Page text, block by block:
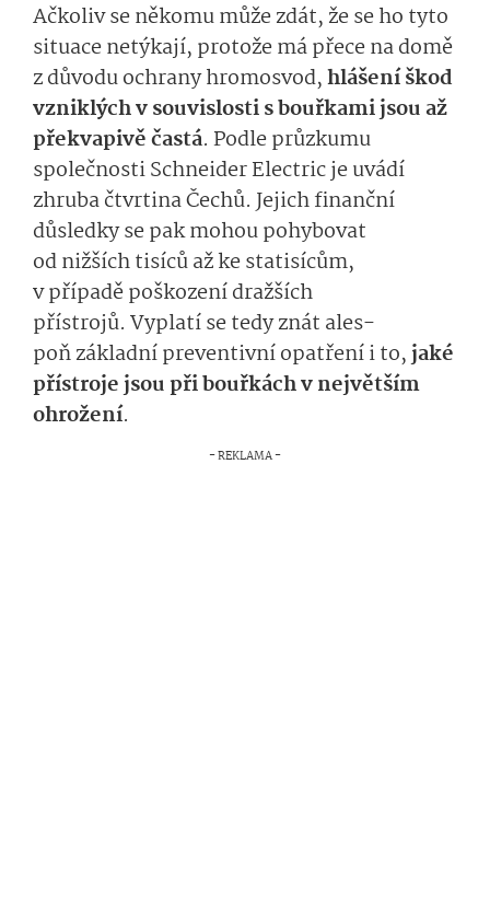
Ačkoliv seněkomumůže zdát, že seho tyto
situace netýkají, protože má přece na domě
z důvodu ochranyhromosvod,hlá­šení škod
vzniklých v souvislosti s bouřkami jsouaž
překvapivěčas­tá. Podle průzkumu
společnosti Schneider Electric je uvádí
zhruba čtvrtina Čechů.Jejich finanční
důsledkyse pak mohoupohybovat
odnižšíchtisíců ažke statisícům,
v případěpoš­kozenídražších
přístrojů. Vyplatí se tedyznát ales­
poňzákladní preventivní opatření i to,jaké
přístroje jsoupři bouřkáchv nej­větším
ohrožení.